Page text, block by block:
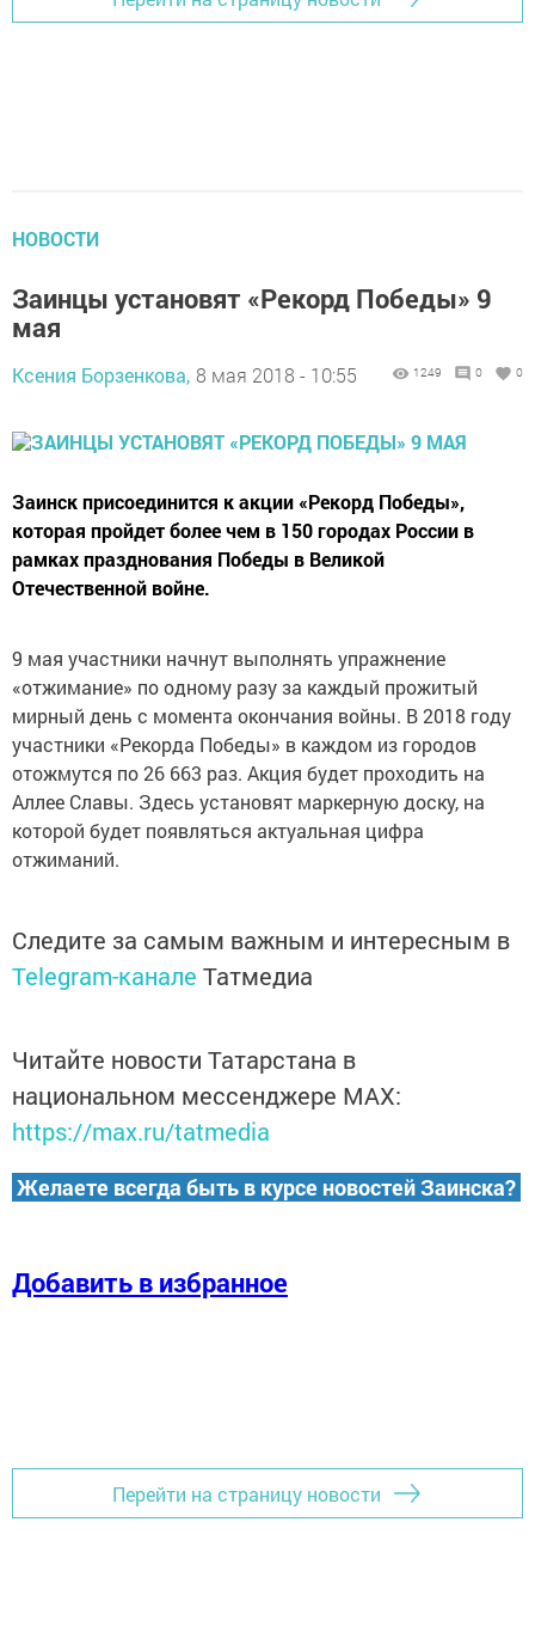
НОВОСТИ
Заинцы установят «Рекорд Победы» 9
мая
Ксения Борзенкова, 8 мая 2018 - 10:55 1249 0 0
Заинск присоединится к акции «Рекорд Победы»,
которая пройдет более чем в 150 городах России в
рамках празднования Победы в Великой
Отечественной войне.
9 мая участники начнут выполнять упражнение
«отжимание» по одному разу за каждый прожитый
мирный день с момента окончания войны. В 2018 году
участники «Рекорда Победы» в каждом из городов
отожмутся по 26 663 раз. Акция будет проходить на
Аллее Славы. Здесь установят маркерную доску, на
которой будет появляться актуальная цифра
отжиманий.
Следите за самым важным и интересным в
Telegram-канале Татмедиа
Читайте новости Татарстана в
национальном мессенджере MАХ:
https://max.ru/tatmedia
Желаете всегда быть в курсе новостей Заинска?
Добавить в избранное
Перейти на страницу новости